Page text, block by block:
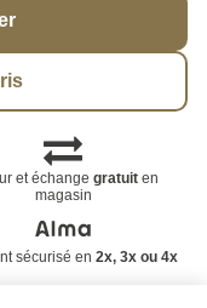
et échangegratuit en
magasin
sécurisé en 2x, 3x ou 4x